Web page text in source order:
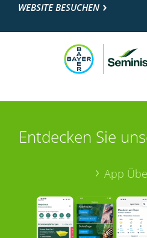
WEBSITE BESUCHEN
Entdecken Sie
App